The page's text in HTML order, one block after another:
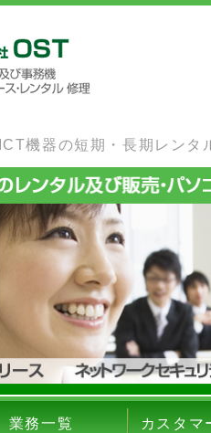
ICT機器・
機器の短期・長期レンタ
業務一覧 カスタマ